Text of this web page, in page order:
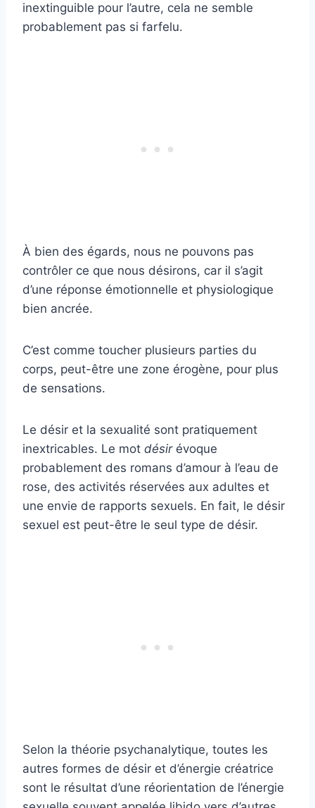
inextinguible pour l’autre, cela ne semble
probablement pas si farfelu.
À bien des égards, nous ne pouvons pas
contrôler ce que nous désirons, car il s’agit
d’une réponse émotionnelle et physiologique
bien ancrée.
C’est comme toucher plusieurs parties du
corps, peut-être une zone érogène, pour plus
de sensations.
Le désir et la sexualité sont pratiquement
inextricables. Le mot désirévoque
probablement des romans d’amour à l’eau de
rose, des activités réservées aux adultes et
une envie de rapports sexuels. En fait, le désir
sexuel est peut-être le seul type de désir.
Selon la théorie psychanalytique, toutes les
autres formes de désir et d’énergie créatrice
sont le résultat d’une réorientation de l’énergie